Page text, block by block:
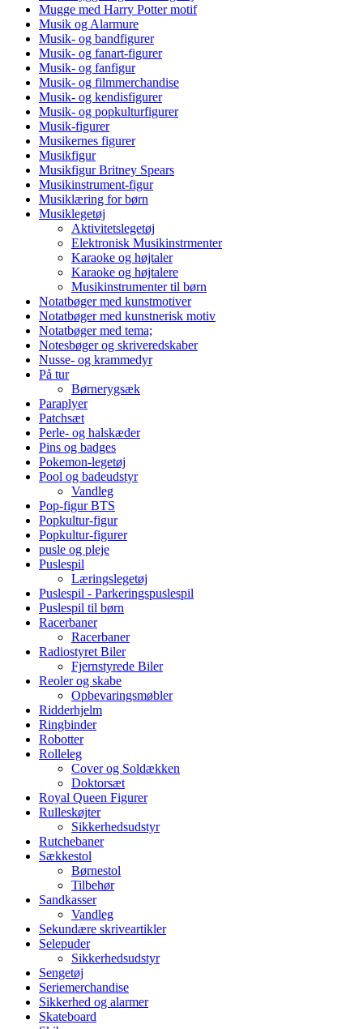
Mugge med Harry Potter motif
Musik og Alarmure
Musik- og bandfigurer
Musik- og fanart-figurer
Musik- og fanfigur
Musik- og filmmerchandise
Musik- og kendisfigurer
Musik- og popkulturfigurer
Musik-figurer
Musikernes figurer
Musikfigur
Musikfigur Britney Spears
Musikinstrument-figur
Musiklæring for børn
Musiklegetøj
Aktivitetslegetøj
Elektronisk Musikinstrmenter
Karaoke og højtaler
Karaoke og højtalere
Musikinstrumenter til børn
Notatbøger med kunstmotiver
Notatbøger med kunstnerisk motiv
Notatbøger med tema;
Notesbøger og skriveredskaber
Nusse- og krammedyr
På tur
Børnerygsæk
Paraplyer
Patchsæt
Perle- og halskæder
Pins og badges
Pokemon-legetøj
Pool og badeudstyr
Vandleg
Pop-figur BTS
Popkultur-figur
Popkultur-figurer
pusle og pleje
Puslespil
Læringslegetøj
Puslespil - Parkeringspuslespil
Puslespil til børn
Racerbaner
Racerbaner
Radiostyret Biler
Fjernstyrede Biler
Reoler og skabe
Opbevaringsmøbler
Ridderhjelm
Ringbinder
Robotter
Rolleleg
Cover og Soldækken
Doktorsæt
Royal Queen Figurer
Rulleskøjter
Sikkerhedsudstyr
Rutchebaner
Sækkestol
Børnestol
Tilbehør
Sandkasser
Vandleg
Sekundære skriveartikler
Selepuder
Sikkerhedsudstyr
Sengetøj
Seriemerchandise
Sikkerhed og alarmer
Skateboard